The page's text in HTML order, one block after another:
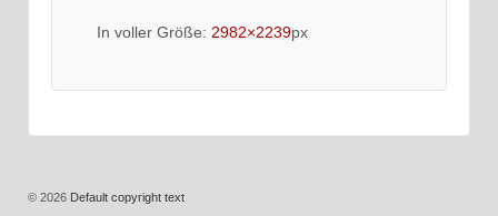
In voller Größe: 2982×2239px
© 2026 Default copyright text